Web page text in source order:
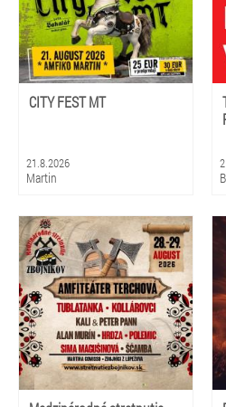
CITY FEST MT
21.8.2026
Martin